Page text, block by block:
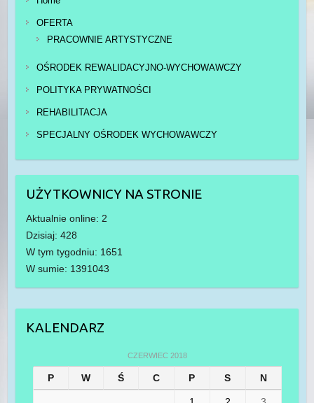
OFERTA
PRACOWNIE ARTYSTYCZNE
OŚRODEK REWALIDACYJNO-WYCHOWAWCZY
POLITYKA PRYWATNOŚCI
REHABILITACJA
SPECJALNY OŚRODEK WYCHOWAWCZY
UŻYTKOWNICY NA STRONIE
Aktualnie online: 2
Dzisiaj: 428
W tym tygodniu: 1651
W sumie: 1391043
KALENDARZ
CZERWIEC 2018
P W Ś C P S N